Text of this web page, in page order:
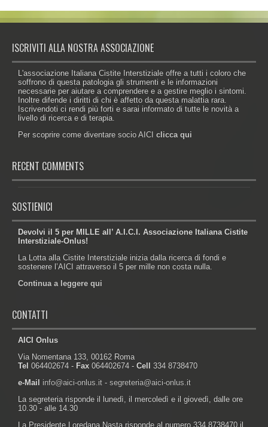
ISCRIVITI ALLA NOSTRA ASSOCIAZIONE
L'associazione Italiana Cistite Interstiziale offre a tutti i coloro che
soffrono di questa patologia gli strumenti e le informazioni
necessarie per aiutare a comprendere e a gestire meglio i sintomi.
Inoltre difende i diritti di chi è affetto da questa malattia rara.
Iscrivendoti ci rendi più forti e sarai informato di tutte le novità a
livello di ricerca e di terapia.
Per scoprire come diventare socio AICI clicca qui
RECENT COMMENTS
SOSTIENICI
Devolvi il 5 per MILLE all’ A.I.C.I. Associazione Italiana Cistite
Interstiziale-Onlus!
La Lotta alla Cistite Interstiziale inizia dalla ricerca di fondi e
sostenere l’AICI attraverso il 5 per mille non costa nulla.
Continua a leggere qui
CONTATTI
AICI Onlus
Via Nomentana 133, 00162 Roma
Tel 064402674 - Fax 064402674 - Cell 334 8738470
e-Mail info@aici-onlus.it - segreteria@aici-onlus.it
La segreteria risponde il lunedì, il mercoledì e il giovedì, dalle ore
10.30 - alle 14.30
La Presidente Loredana Nasta risponde al numero 334 8738470 il